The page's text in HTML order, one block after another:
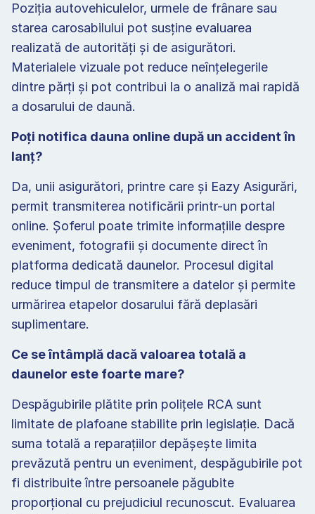
Poziția autovehiculelor, urmele de frânare sau
starea carosabilului pot susține evaluarea
realizată de autorități și de asigurători.
Materialele vizuale pot reduce neînțelegerile
dintre părți și pot contribui la o analiză mai rapidă
a dosarului de daună.
Poți notifica dauna online după un accident în
lanț?
Da, unii asigurători, printre care și Eazy Asigurări,
permit transmiterea notificării printr-un portal
online. Șoferul poate trimite informațiile despre
eveniment, fotografii și documente direct în
platforma dedicată daunelor. Procesul digital
reduce timpul de transmitere a datelor și permite
urmărirea etapelor dosarului fără deplasări
suplimentare.
Ce se întâmplă dacă valoarea totală a
daunelor este foarte mare?
Despăgubirile plătite prin polițele RCA sunt
limitate de plafoane stabilite prin legislație. Dacă
suma totală a reparațiilor depășește limita
prevăzută pentru un eveniment, despăgubirile pot
fi distribuite între persoanele păgubite
proporțional cu prejudiciul recunoscut. Evaluarea